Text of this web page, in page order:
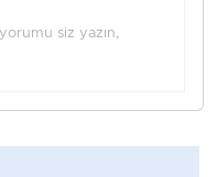
siz yazın,